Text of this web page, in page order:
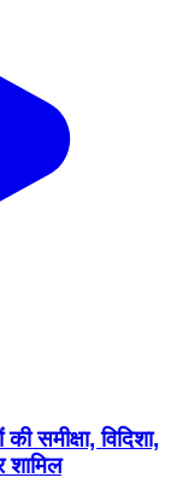
समीक्षा, विदिशा,
शामिल